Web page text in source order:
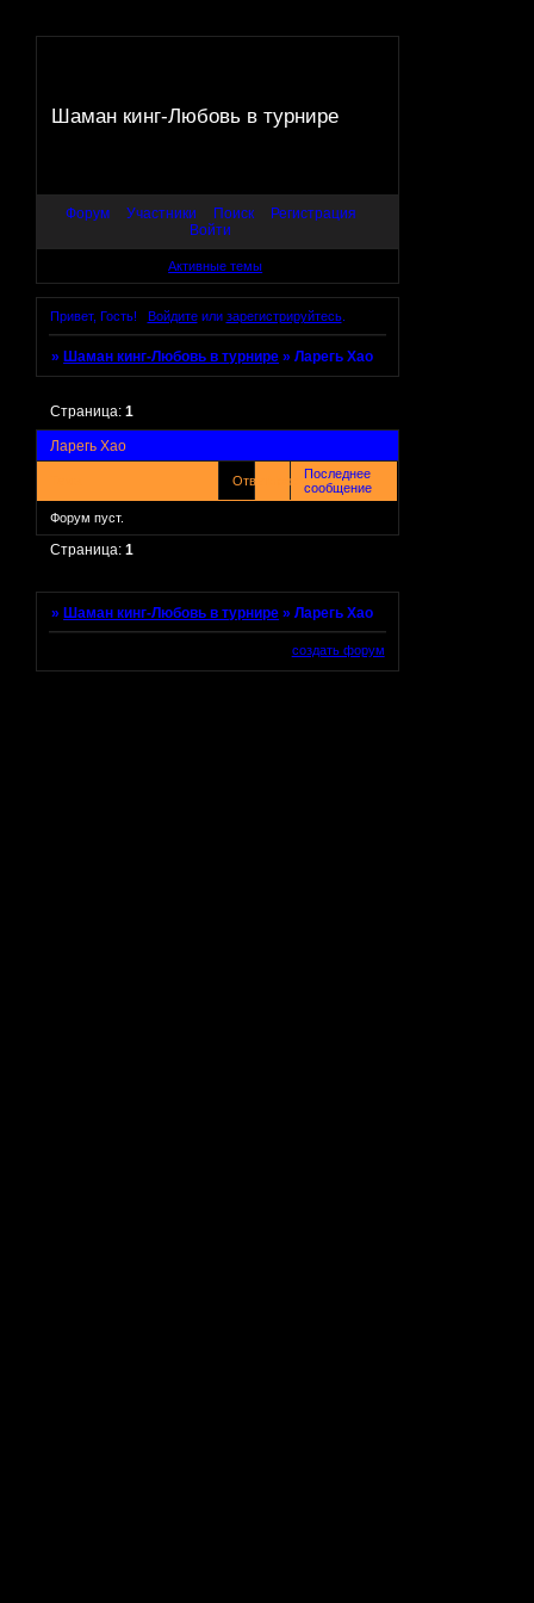
Шаман кинг-Любовь в турнире
Форум Участники Поиск
Регистрация
Войти
Активные темы
Привет, Гость! Войдитеили зарегистрируйтесь.
»Шаман кинг-Любовь в турнире »Ларегь Хао
Ларегь Хао
Страница:1
ОтветовПросмотров
Последнее
сообщение
Форум пуст.
Страница:1
»Шаман кинг-Любовь в турнире »Ларегь Хао
создать форум